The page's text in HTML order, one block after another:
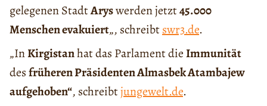
gelegenen StadtAryswerden jetzt45.000
Menschen evakuiert„, schreibtswr3.de.
„InKirgistanhat das Parlament dieImmunität
desfrüheren Präsidenten Almasbek Atambajew
aufgehoben“, schreibtjungewelt.de.